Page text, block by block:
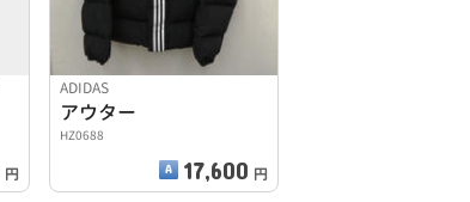
円
ADIDAS
アウター
HZ0688
17,600 円